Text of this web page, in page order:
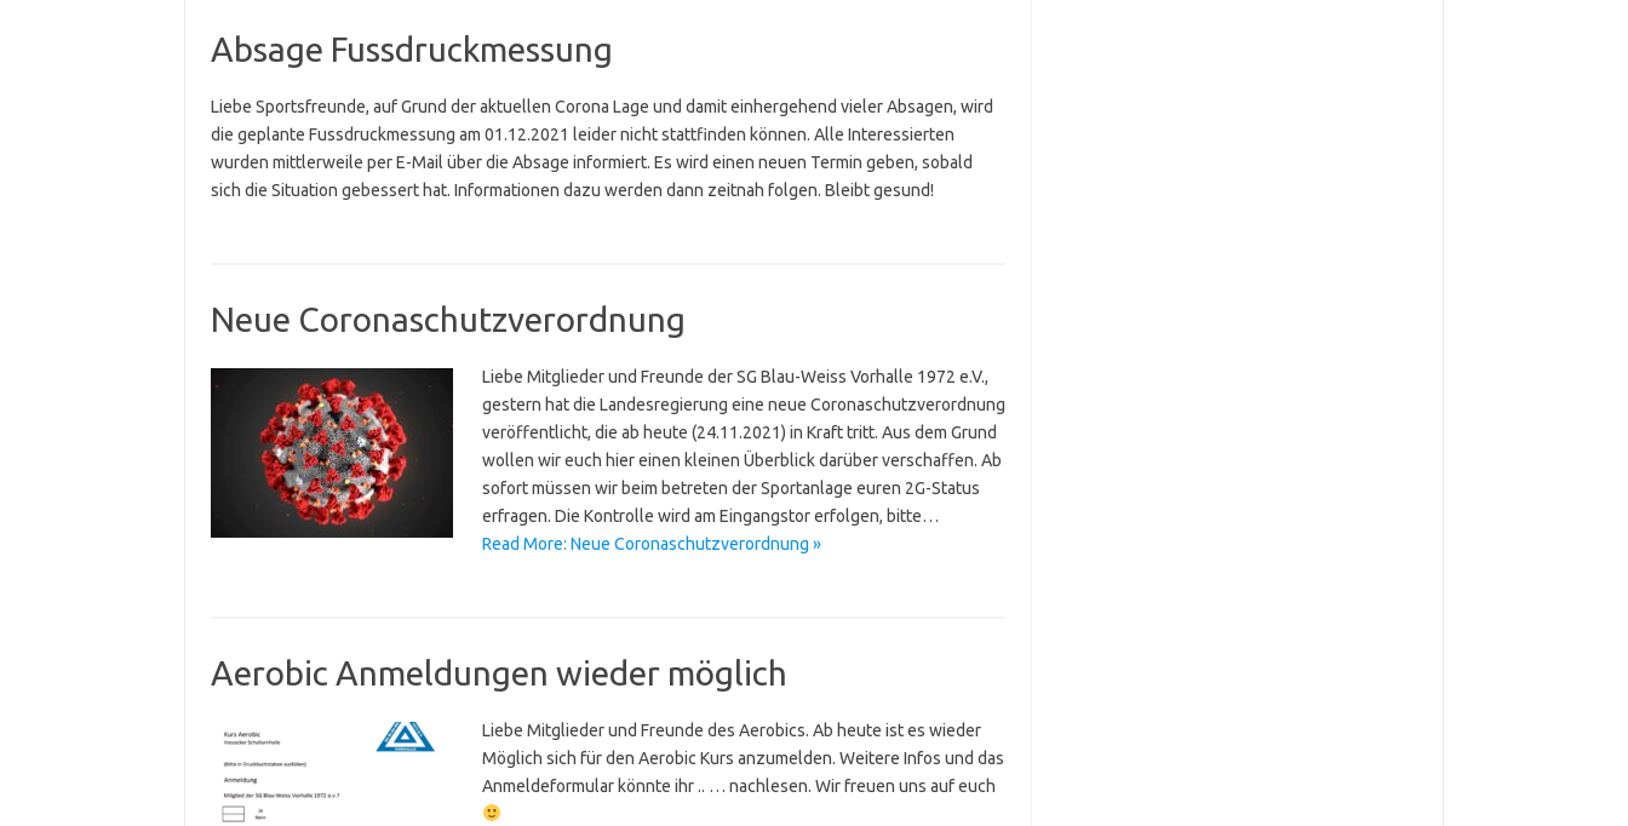
Absage Fussdruckmessung
Liebe Sportsfreunde, auf Grund der aktuellen Corona Lage und damit einhergehend vieler Absagen, wird
die geplante Fussdruckmessung am 01.12.2021 leider nicht stattfinden können. Alle Interessierten
wurden mittlerweile per E-Mail über die Absage informiert. Es wird einen neuen Termin geben, sobald
sich die Situation gebessert hat. Informationen dazu werden dann zeitnah folgen. Bleibt gesund!
Neue Coronaschutzverordnung
Liebe Mitglieder und Freunde der SG Blau-Weiss Vorhalle 1972 e.V.,
gestern hat die Landesregierung eine neue Coronaschutzverordnung
veröffentlicht, die ab heute (24.11.2021) in Kraft tritt. Aus dem Grund
wollen wir euch hier einen kleinen Überblick darüber verschaffen. Ab
sofort müssen wir beim betreten der Sportanlage euren 2G-Status
erfragen. Die Kontrolle wird am Eingangstor erfolgen, bitte…
Read More: Neue Coronaschutzverordnung »
Aerobic Anmeldungen wieder möglich
Liebe Mitglieder und Freunde des Aerobics. Ab heute ist es wieder
Möglich sich für den Aerobic Kurs anzumelden. Weitere Infos und das
Anmeldeformular könnte ihr .. … nachlesen. Wir freuen uns auf euch